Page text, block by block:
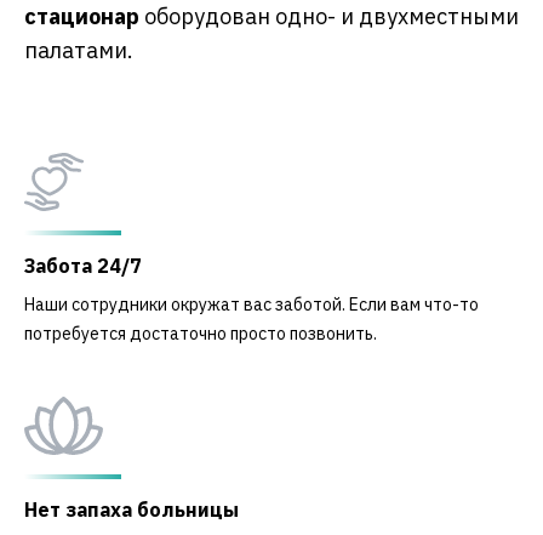
стационар оборудован одно- и двухместными
палатами.⁠
Забота 24/7
Наши сотрудники окружат вас заботой. Если вам что-то
потребуется достаточно просто позвонить.
Нет запаха больницы